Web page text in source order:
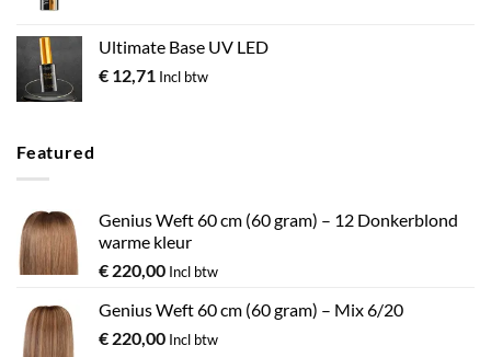
Ultimate Base UV LED
€ 12,71 Incl btw
Featured
Genius Weft 60 cm (60 gram) – 12 Donkerblond
warme kleur
€ 220,00 Incl btw
Genius Weft 60 cm (60 gram) – Mix 6/20
€ 220,00 Incl btw